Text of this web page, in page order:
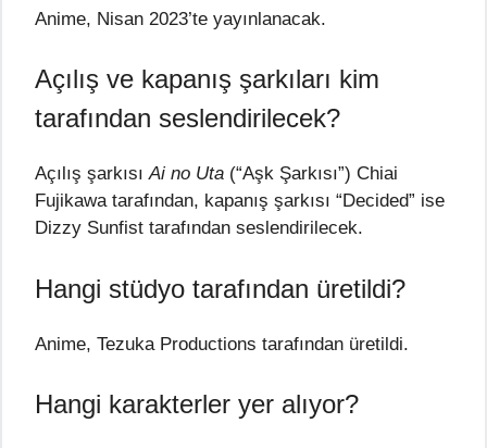
Anime, Nisan 2023’te yayınlanacak.
Açılış ve kapanış şarkıları kim
tarafından seslendirilecek?
Açılış şarkısıAi no Uta (“Aşk Şarkısı”) Chiai
Fujikawa tarafından, kapanış şarkısı “Decided” ise
Dizzy Sunfist tarafından seslendirilecek.
Hangi stüdyo tarafından üretildi?
Anime, Tezuka Productions tarafından üretildi.
Hangi karakterler yer alıyor?